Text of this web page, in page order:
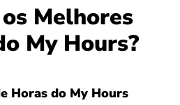
Melhores
My Hours?
Horas do My Hours